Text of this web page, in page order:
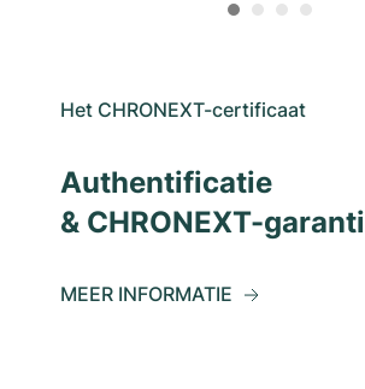
Het CHRONEXT-certificaat
Authentificatie
& CHRONEXT-
MEER INFORMATIE